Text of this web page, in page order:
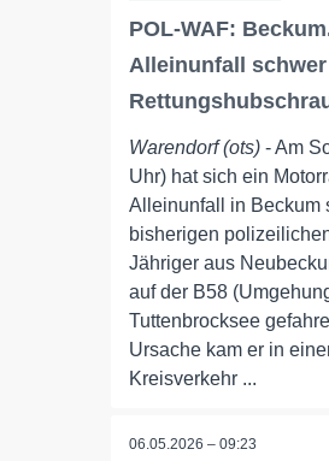
POL-WAF:
Alleinunfall
Warendorf (ots) - Am
Uhr) hat sich ein
Alleinunfall in Beckum
bisherigen
Jähriger aus
auf der B58
Tuttenbrocksee
Ursache kam er in
Kreisverkehr ...
06.05.2026 – 09:23